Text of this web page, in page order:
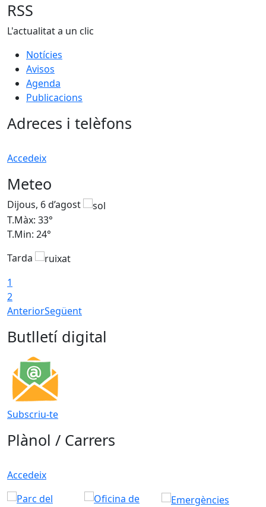
RSS
L'actualitat a un clic
Notícies
Avisos
Agenda
Publicacions
Adreces i telèfons
Accedeix
Meteo
Dijous, 6 d’agost
T.Màx: 33°
T.Min: 24°
Tarda
1
2
AnteriorSegüent
Butlletí digital
Subscriu-te
Plànol / Carrers
Accedeix